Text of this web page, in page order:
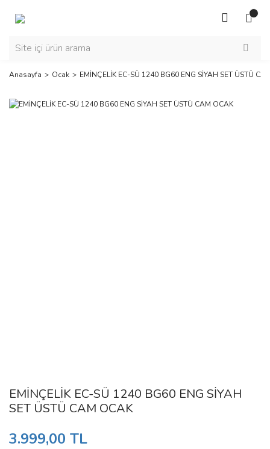
Anasayfa Ocak EMİNÇELİK EC-SÜ 1240 BG60 ENG SİYAH SET ÜSTÜ
EMİNÇELİK EC-SÜ 1240 BG60 ENG SİYAH
SET ÜSTÜ CAM OCAK
3.999,00 TL